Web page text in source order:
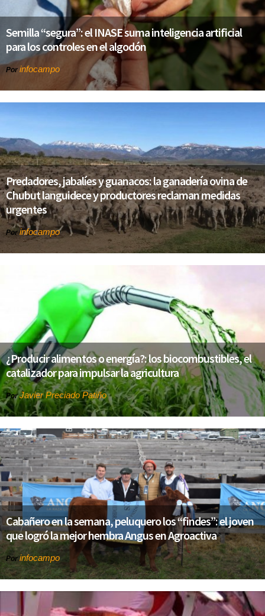
Semilla “segura”: el INASE suma inteligencia artificial
para los controles en el algodón
Por infocampo
Predadores, jabalíes y guanacos: la ganadería ovina de
Chubut languidece y productores reclaman medidas
urgentes
Por infocampo
¿Producir alimentos o energía?: los biocombustibles, el
catalizador para impulsar la agricultura
PorJavier Preciado Patiño
Cabañero en la semana, peluquero los “findes”: el joven
que logró la mejor hembra Angus en Agroactiva
Por infocampo